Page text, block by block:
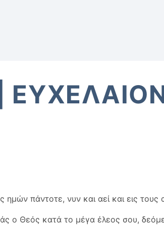
ημών πάντοτε, νυν και αεί και εις
ο Θεός κατά το μέγα έλεος σου,